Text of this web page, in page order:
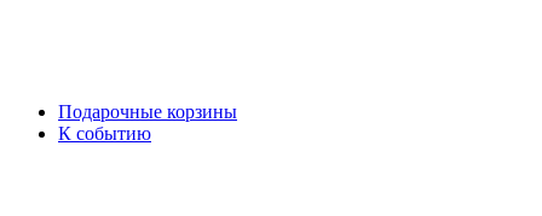
Подарочные корзины
К событию